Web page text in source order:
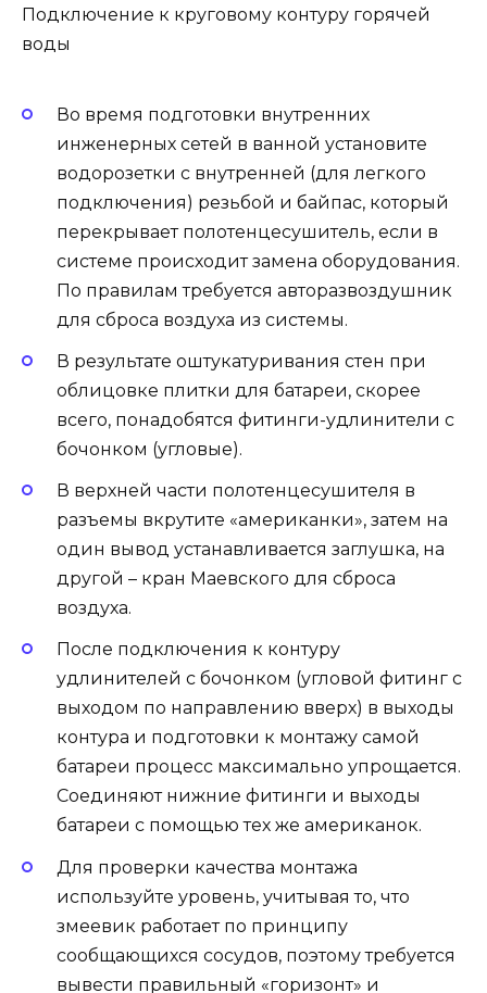
Подключение к круговому контуру горячей
воды
Во время подготовки внутренних
инженерных сетей в ванной установите
водорозетки с внутренней (для легкого
подключения) резьбой и байпас, который
перекрывает полотенцесушитель, если в
системе происходит замена оборудования.
По правилам требуется авторазвоздушник
для сброса воздуха из системы.
В результате оштукатуривания стен при
облицовке плитки для батареи, скорее
всего, понадобятся фитинги-удлинители с
бочонком (угловые).
В верхней части полотенцесушителя в
разъемы вкрутите «американки», затем на
один вывод устанавливается заглушка, на
другой – кран Маевского для сброса
воздуха.
После подключения к контуру
удлинителей с бочонком (угловой фитинг с
выходом по направлению вверх) в выходы
контура и подготовки к монтажу самой
батареи процесс максимально упрощается.
Соединяют нижние фитинги и выходы
батареи с помощью тех же американок.
Для проверки качества монтажа
используйте уровень, учитывая то, что
змеевик работает по принципу
сообщающихся сосудов, поэтому требуется
вывести правильный «горизонт» и